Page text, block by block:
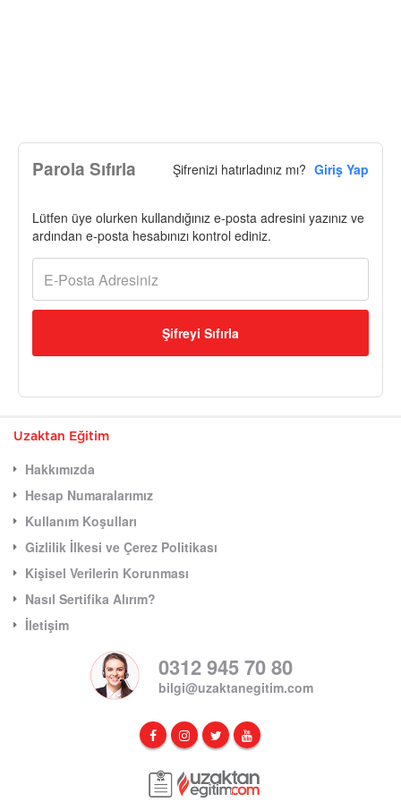
Parola Sıfırla Şifrenizi hatırladınız mı? Giriş Yap
Lütfen üye olurken kullandığınız e-posta adresini yazınız ve
ardından e-posta hesabınızı kontrol ediniz.
Uzaktan Eğitim
Hakkımızda
Hesap Numaralarımız
Kullanım Koşulları
Gizlilik İlkesi ve Çerez Politikası
Kişisel Verilerin Korunması
Nasıl Sertifika Alırım?
İletişim
0312 945 70 80
bilgi@uzaktanegitim.com